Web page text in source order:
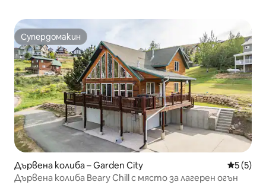
Супердомакин
Супердомакин
Дървена колиба – Garden City Средна
5 (5)
Дървена колиба Beary Chill с място за лагерен огън